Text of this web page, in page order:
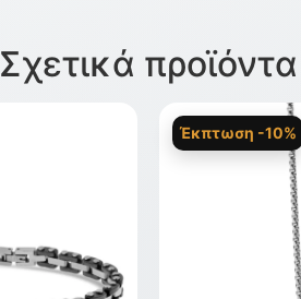
Σχετικά προϊόντα
Έκπτωση -10%